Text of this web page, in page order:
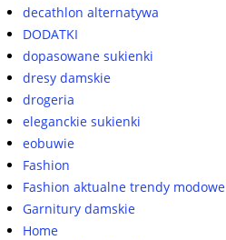
decathlon alternatywa
DODATKI
dopasowane sukienki
dresy damskie
drogeria
eleganckie sukienki
eobuwie
Fashion
Fashion aktualne trendy modowe
Garnitury damskie
Home